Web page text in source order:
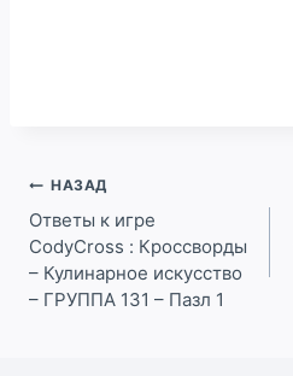
Навигация
по
записям
НАЗАД
Ответы к игре
CodyCross : Кроссворды
– Кулинарное искусство
– ГРУППА 131 – Пазл 1